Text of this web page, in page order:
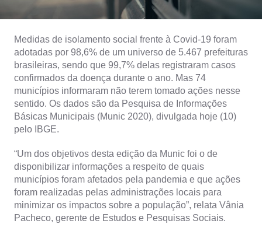
Medidas de isolamento social frente à Covid-19 foram
adotadas por 98,6% de um universo de 5.467 prefeituras
brasileiras, sendo que 99,7% delas registraram casos
confirmados da doença durante o ano. Mas 74
municípios informaram não terem tomado ações nesse
sentido. Os dados são da Pesquisa de Informações
Básicas Municipais (Munic 2020), divulgada hoje (10)
pelo IBGE.
“Um dos objetivos desta edição da Munic foi o de
disponibilizar informações a respeito de quais
municípios foram afetados pela pandemia e que ações
foram realizadas pelas administrações locais para
minimizar os impactos sobre a população”, relata Vânia
Pacheco, gerente de Estudos e Pesquisas Sociais.